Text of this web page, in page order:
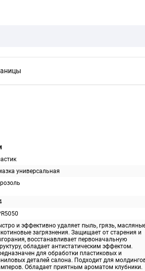
универсальная
и эффективно удаляет пыль, грязь,
загрязнения. Защищает от старения и
восстанавливает первоначальную
обладает антистатическим эффектом.
для обработки пластиковых и
деталей салона. Подходит для
Обладает приятным ароматом клубники.